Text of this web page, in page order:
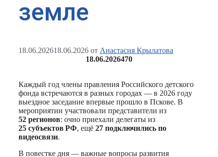
земле
18.06.202618.06.2026 от Анастасия Крылатова
18.06.2026470
Каждый год члены правления Российского детского
фонда встречаются в разных городах — в 2026 году
выездное заседание впервые прошло в Пскове. В
мероприятии участвовали представители из
52 регионов: очно приехали делегаты из
25 субъектов РФ, ещё 27 подключились по
видеосвязи.
В повестке дня — важные вопросы развития